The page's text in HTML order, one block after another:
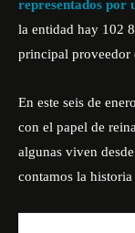
representados por
la entidad hay 102
principal proveedor
En este seis de
con el papel de
algunas viven
contamos la